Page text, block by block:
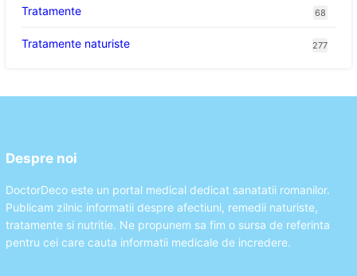
Tratamente 68
Tratamente naturiste 277
Despre noi
DoctorDeco este un portal medical dedicat sanatatii romanilor.
Publicam zilnic informatii despre afectiuni, remedii naturiste,
tratamente si nutritie. Ne propunem sa fim o sursa de referinta
pentru cei care cauta informatii medicale de incredere.